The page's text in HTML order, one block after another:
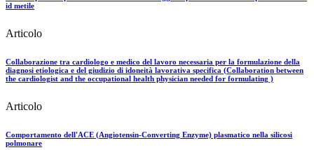
id metile
Articolo
Collaborazione tra cardiologo e medico del lavoro necessaria per la formulazione della
diagnosi etiologica e del giudizio di idoneità lavorativa specifica (Collaboration between
the cardiologist and the occupational health physician needed for formulating )
Articolo
Comportamento dell'ACE (Angiotensin-Converting Enzyme) plasmatico nella silicosi
polmonare